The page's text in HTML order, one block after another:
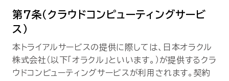
第7条（クラウドコンピューティングサービ
ス）
本トライアルサービスの提供に際しては、日本オラクル
株式会社（以下「オラクル」といいます。）が提供するクラ
ウドコンピューティングサービスが利用されます。契約